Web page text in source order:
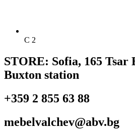
C 2
STORE: Sofia, 165
Buxton station
+359 2 855 63 88
mebelvalchev@abv.bg